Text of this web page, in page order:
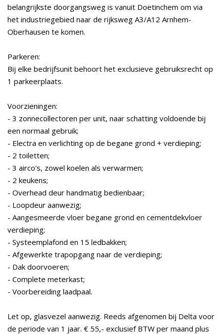
belangrijkste doorgangsweg is vanuit Doetinchem om via
het industriegebied naar de rijksweg A3/A12 Arnhem-
Oberhausen te komen.
Parkeren:
Bij elke bedrijfsunit behoort het exclusieve gebruiksrecht op
1 parkeerplaats.
Voorzieningen:
- 3 zonnecollectoren per unit, naar schatting voldoende bij
een normaal gebruik;
- Electra en verlichting op de begane grond + verdieping;
- 2 toiletten;
- 3 airco's, zowel koelen als verwarmen;
- 2 keukens;
- Overhead deur handmatig bedienbaar;
- Loopdeur aanwezig;
- Aangesmeerde vloer begane grond en cementdekvloer
verdieping;
- Systeemplafond en 15 ledbakken;
- Afgewerkte trapopgang naar de verdieping;
- Dak doorvoeren;
- Complete meterkast;
- Voorbereiding laadpaal.
Let op, glasvezel aanwezig. Reeds afgenomen bij Delta voor
de periode van 1 jaar. € 55,- exclusief BTW per maand plus